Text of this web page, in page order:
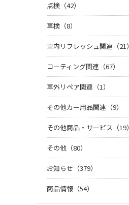
点検（42）
車検（8）
車内リフレッシュ関連（21）
コーティング関連（67）
車外リペア関連（1）
その他カー用品関連（9）
その他商品・サービス（19）
その他（80）
お知らせ（379）
商品情報（54）